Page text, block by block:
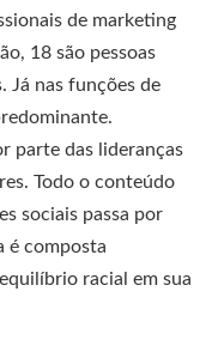
de marketing
18 são pessoas
Já nas funções de
parte das lideranças
Todo o conteúdo
sociais passa por
é composta
racial em sua